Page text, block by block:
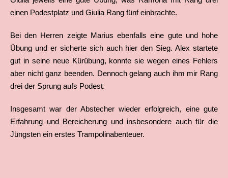
einen Podestplatz und Giulia Rang fünf einbrachte.
Bei den Herren zeigte Marius ebenfalls eine gute und hohe
Übung und er sicherte sich auch hier den Sieg. Alex startete
gut in seine neue Kürübung, konnte sie wegen eines Fehlers
aber nicht ganz beenden. Dennoch gelang auch ihm mir Rang
drei der Sprung aufs Podest.
Insgesamt war der Abstecher wieder erfolgreich, eine gute
Erfahrung und Bereicherung und insbesondere auch für die
Jüngsten ein erstes Trampolinabenteuer.